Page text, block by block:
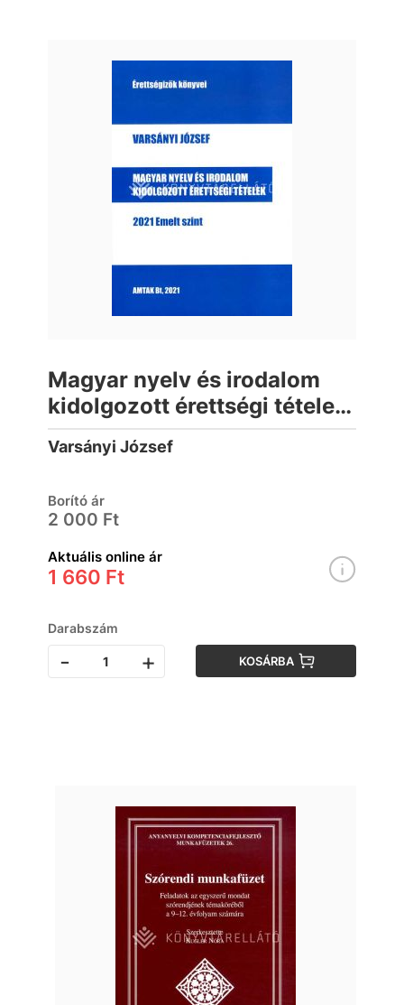
Magyar nyelv és irodalom
kidolgozott érettségi tételek
2021. Emelt szint
Varsányi József
Borító ár
2 000 Ft
Aktuális online ár
1 660 Ft
Darabszám
- + KOSÁRBA